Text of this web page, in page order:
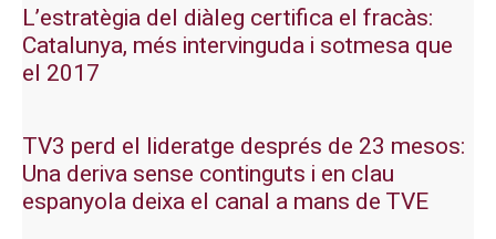
L’estratègia del diàleg certifica el fracàs:
Catalunya, més intervinguda i sotmesa que
el 2017
TV3 perd el lideratge després de 23 mesos:
Una deriva sense continguts i en clau
espanyola deixa el canal a mans de TVE